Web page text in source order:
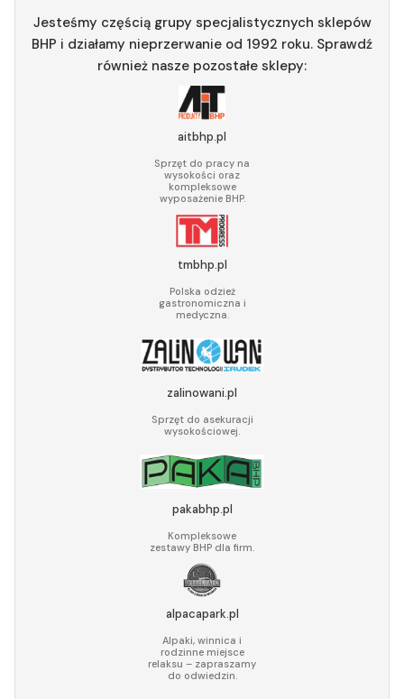
Jesteśmy częścią grupy specjalistycznych sklepów
BHP i działamy nieprzerwanie od 1992 roku. Sprawdź
również nasze pozostałe sklepy:
aitbhp.pl
Sprzęt do pracy na
wysokości oraz
kompleksowe
wyposażenie BHP.
tmbhp.pl
Polska odzież
gastronomiczna i
medyczna.
zalinowani.pl
Sprzęt do asekuracji
wysokościowej.
pakabhp.pl
Kompleksowe
zestawy BHP dla firm.
alpacapark.pl
Alpaki, winnica i
rodzinne miejsce
relaksu – zapraszamy
do odwiedzin.